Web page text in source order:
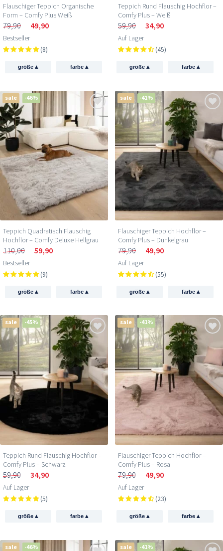
Flauschiger Teppich Organische
Form – Comfy Plus Weiß
79,90 49,90
Bestseller
(8)
größe▴ farbe ▴
Teppich Rund Flauschig Hochflor –
Comfy Plus – Weiß
59,90 34,90
Auf Lager
(45)
größe▴ farbe ▴
sale -46%
Teppich Quadratisch Flauschig
Hochflor – Comfy Deluxe Hellgrau
110,00 59,90
Bestseller
(9)
größe▴ farbe ▴
sale -41%
Flauschiger Teppich Hochflor –
Comfy Plus – Dunkelgrau
79,90 49,90
Auf Lager
(55)
größe▴ farbe ▴
sale -45%
Teppich Rund Flauschig Hochflor –
Comfy Plus – Schwarz
59,90 34,90
Auf Lager
(5)
größe▴ farbe ▴
sale -41%
Flauschiger Teppich Hochflor –
Comfy Plus – Rosa
79,90 49,90
Auf Lager
(23)
größe▴ farbe ▴
sale -46% sale -41%